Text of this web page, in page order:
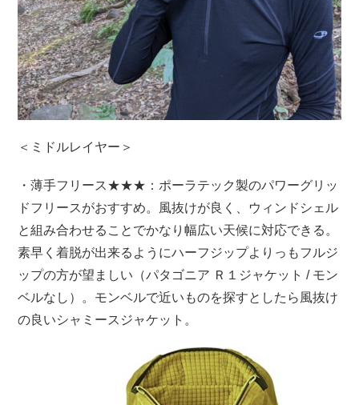
＜ミドルレイヤー＞
・薄手フリース★★★：ポーラテック製のパワーグリッ
ドフリースがおすすめ。風抜けが良く、ウィンドシェル
と組み合わせることでかなり幅広い天候に対応できる。
素早く着脱が出来るようにハーフジップよりっもフルジ
ップの方が望ましい（パタゴニア Ｒ１ジャケット / モン
ベルなし）。モンベルで近いものを探すとしたら風抜け
の良いシャミースジャケット。